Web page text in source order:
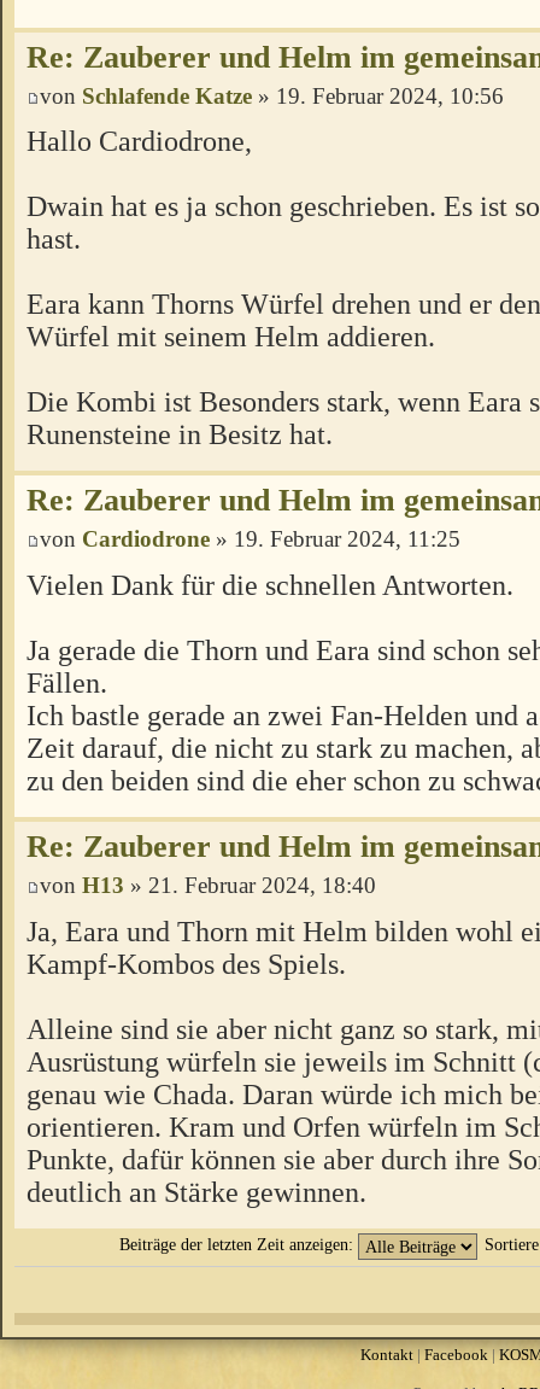
Re: Zauberer und Helm im
von Schlafende Katze » 19. Februar 2024, 10:56
Hallo Cardiodrone,
Dwain hat es ja schon geschrieben. Es ist
hast.
Eara kann Thorns Würfel drehen und er
Würfel mit seinem Helm addieren.
Die Kombi ist Besonders stark, wenn Eara
Runensteine in Besitz hat.
Re: Zauberer und Helm im
von Cardiodrone » 19. Februar 2024, 11:25
Vielen Dank für die schnellen Antworten.
Ja gerade die Thorn und Eara sind schon
Fällen.
Ich bastle gerade an zwei Fan-Helden und
Zeit darauf, die nicht zu stark zu machen,
zu den beiden sind die eher schon zu
Re: Zauberer und Helm im
von H13 » 21. Februar 2024, 18:40
Ja, Eara und Thorn mit Helm bilden wohl
Kampf-Kombos des Spiels.
Alleine sind sie aber nicht ganz so stark,
Ausrüstung würfeln sie jeweils im Schnitt
genau wie Chada. Daran würde ich mich
orientieren. Kram und Orfen würfeln im
Punkte, dafür können sie aber durch ihre
deutlich an Stärke gewinnen.
Beiträge der letzten Zeit anzeigen:
Kontakt| Facebook |